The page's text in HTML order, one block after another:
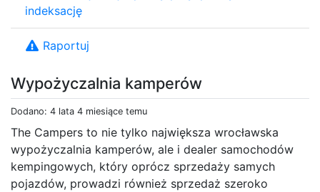
Wypożyczalnia kamperów
Dodano: 4 lata 4 miesiące temu
The Campers to nie tylko największa wrocławska
wypożyczalnia kamperów, ale i dealer samochodów
kempingowych, który oprócz sprzedaży samych
pojazdów, prowadzi również sprzedaż szeroko
indeksację
Raportuj